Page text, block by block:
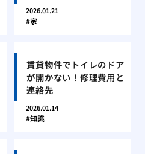
2026.01.21
家
賃貸物件でトイレのドア
が開かない！修理費用と
連絡先
2026.01.14
知識